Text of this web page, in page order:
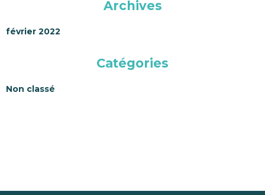
Archives
février 2022
Catégories
Non classé